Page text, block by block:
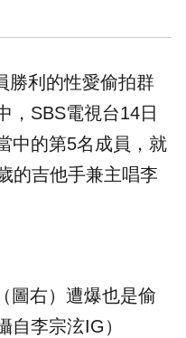
勝利的性愛偷拍群
，SBS電視台14日
中的第5名成員，就
的吉他手兼主唱李
圖右）遭爆也是偷
自李宗泫IG ）